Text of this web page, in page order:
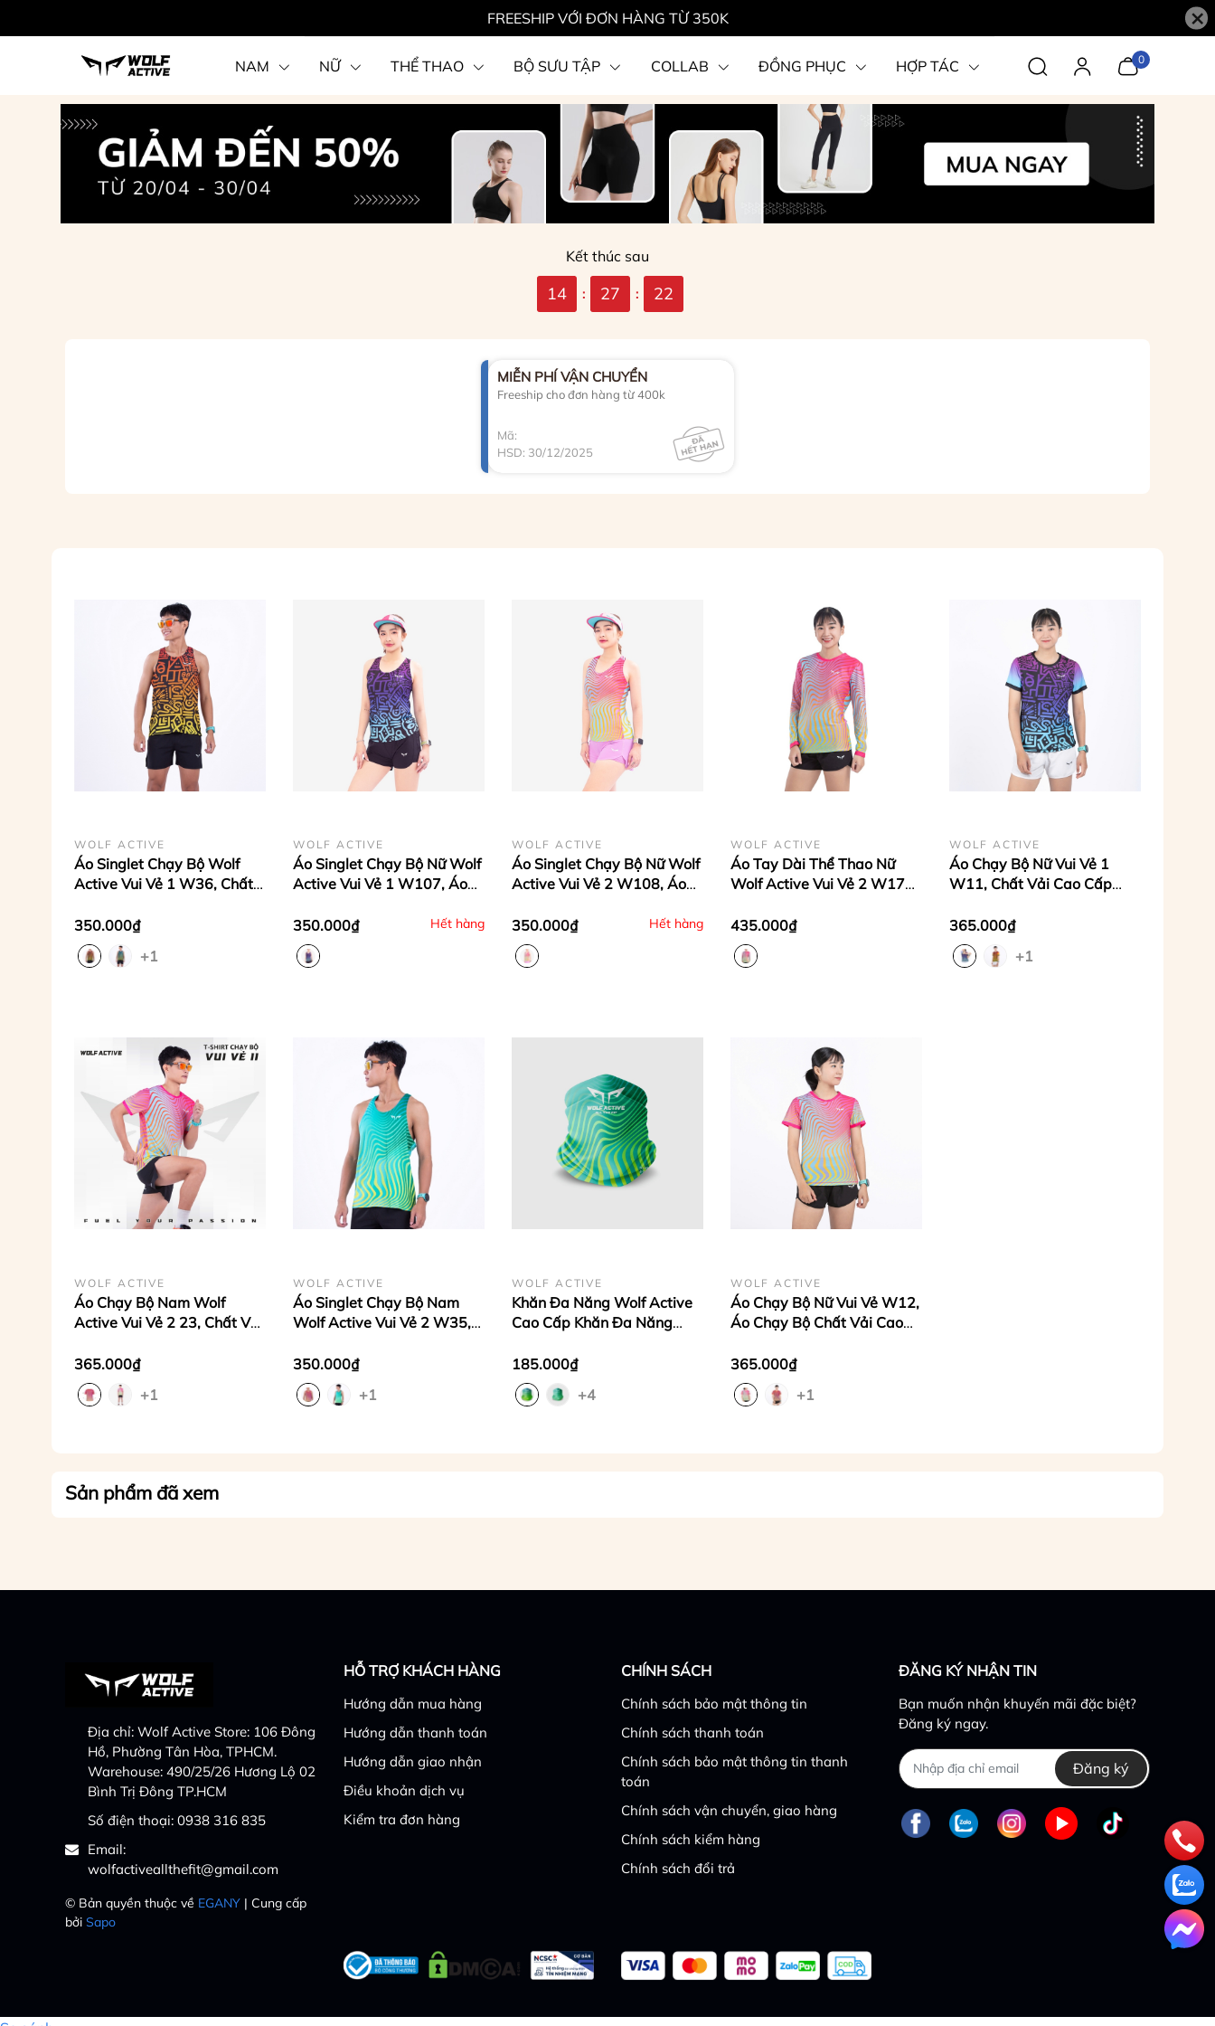
FREESHIP VỚI ĐƠN HÀNG TỪ 350K ×
NAM NỮ THỂ THAO BỘ SƯU TẬP COLLAB ĐỒNG PHỤC HỢP TÁC 0
Kết thúc sau
14 : 27 : 21
MIỄN PHÍ VẬN CHUYỂN
Freeship cho đơn hàng từ 400k
Mã:
HSD: 30/12/2025
WOLF ACTIVE
Áo Singlet Chạy Bộ Wolf
Active Vui Vẻ 1 W36, Chất
Nhanh Khô, Co Giãn 4 Chiều
350.000₫
+1
WOLF ACTIVE
Áo Singlet Chạy Bộ Nữ Wolf
Active Vui Vẻ 1 W107, Áo
Wolf Active Siêu Nhẹ
350.000₫ Hết hàng
WOLF ACTIVE
Áo Singlet Chạy Bộ Nữ Wolf
Active Vui Vẻ 2 W108, Áo
Siêu Nhẹ, Nhanh Khô
350.000₫ Hết hàng
WOLF ACTIVE
Áo Tay Dài Thể Thao Nữ
Wolf Active Vui Vẻ 2 W173,
Nhanh Khô, Mát Mẻ
435.000₫
WOLF ACTIVE
Áo Chạy Bộ Nữ Vui Vẻ 1
W11, Chất Vải Cao Cấp
Giãn 4 Chiều, Tôn Dáng
365.000₫
+1
WOLF ACTIVE
Áo Chạy Bộ Nam Wolf
Active Vui Vẻ 2 23, Chất Vải
Co Giãn 4 Chiều
365.000₫
+1
WOLF ACTIVE
Áo Singlet Chạy Bộ Nam
Wolf Active Vui Vẻ 2 W35,
Dry, Nhanh Khô, Co Giãn 4
Chiều
350.000₫
+1
WOLF ACTIVE
Khăn Đa Năng Wolf Active
Cao Cấp Khăn Đa Năng
Chiều, Thoáng Mát
185.000₫
+4
WOLF ACTIVE
Áo Chạy Bộ Nữ Vui Vẻ W12,
Áo Chạy Bộ Chất Vải Cao
Chiều, Form Áo Tôn Dáng
365.000₫
+1
Sản phẩm đã xem
Địa chỉ: Wolf Active Store: 106 Đông
Hồ, Phường Tân Hòa, TPHCM.
Warehouse: 490/25/26 Hương Lộ 02
Bình Trị Đông TP.HCM
Số điện thoại: 0938 316 835
Email:
wolfactiveallthefit@gmail.com
© Bản quyền thuộc về EGANY | Cung cấp
bởi Sapo
HỖ TRỢ KHÁCH HÀNG
Hướng dẫn mua hàng
Hướng dẫn thanh toán
Hướng dẫn giao nhận
Điều khoản dịch vụ
Kiểm tra đơn hàng
CHÍNH SÁCH
Chính sách bảo mật thông tin
Chính sách thanh toán
Chính sách bảo mật thông tin thanh
toán
Chính sách vận chuyển, giao hàng
Chính sách kiểm hàng
Chính sách đổi trả
ĐĂNG KÝ NHẬN TIN
Bạn muốn nhận khuyến mãi đặc biệt?
Đăng ký ngay.
Đăng ký